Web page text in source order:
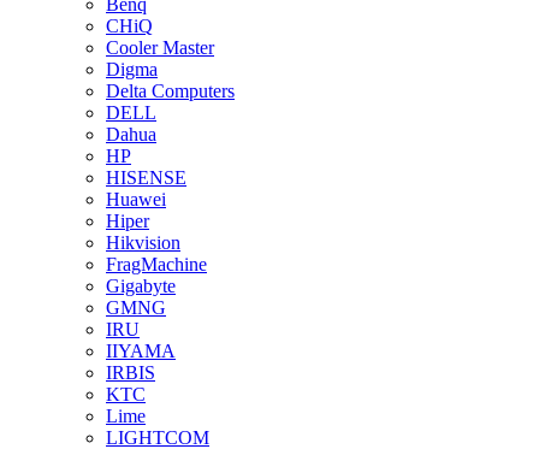
Benq
CHiQ
Cooler Master
Digma
Delta Computers
DELL
Dahua
HP
HISENSE
Huawei
Hiper
Hikvision
FragMachine
Gigabyte
GMNG
IRU
IIYAMA
IRBIS
KTC
Lime
LIGHTCOM